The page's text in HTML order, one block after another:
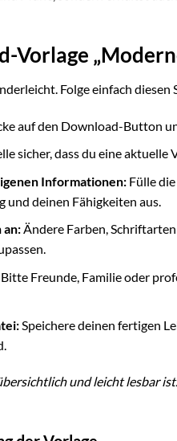
Vorlage
Folge einfach diesen
auf den Download-Button
sicher, dass du eine
Informationen:Fülle
deinen Fähigkeiten aus.
an:Ändere Farben,
Freunde, Familie oder
Speichere deinen fertigen
und leicht lesbar